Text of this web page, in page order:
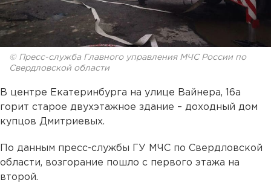
© Пресс-служба Главного управления МЧС России по
Свердловской области
В центре Екатеринбурга на улице Вайнера, 16а
горит старое двухэтажное здание – доходный дом
купцов Дмитриевых.
По данным пресс-службы ГУ МЧС по Свердловской
области, возгорание пошло с первого этажа на
второй.